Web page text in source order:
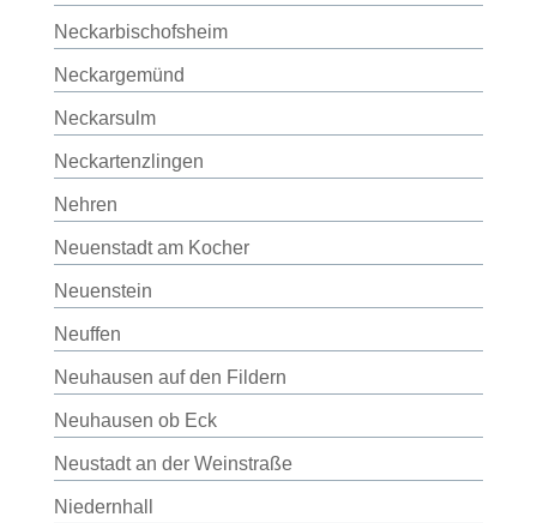
Neckarbischofsheim
Neckargemünd
Neckarsulm
Neckartenzlingen
Nehren
Neuenstadt am Kocher
Neuenstein
Neuffen
Neuhausen auf den Fildern
Neuhausen ob Eck
Neustadt an der Weinstraße
Niedernhall